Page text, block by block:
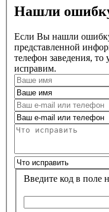
Нашли
Если Вы нашли
представленной
телефон заведения,
исправим.
Введите код в поле